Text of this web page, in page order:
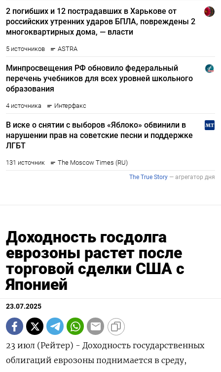
Times в Telegram —
@moscowtimes_ru
Доходность госдолга
еврозоны растет после
торговой сделки США с
Японией
23.07.2025
23 июл (Рейтер) - Доходность государственных
облигаций еврозоны поднимается в среду,